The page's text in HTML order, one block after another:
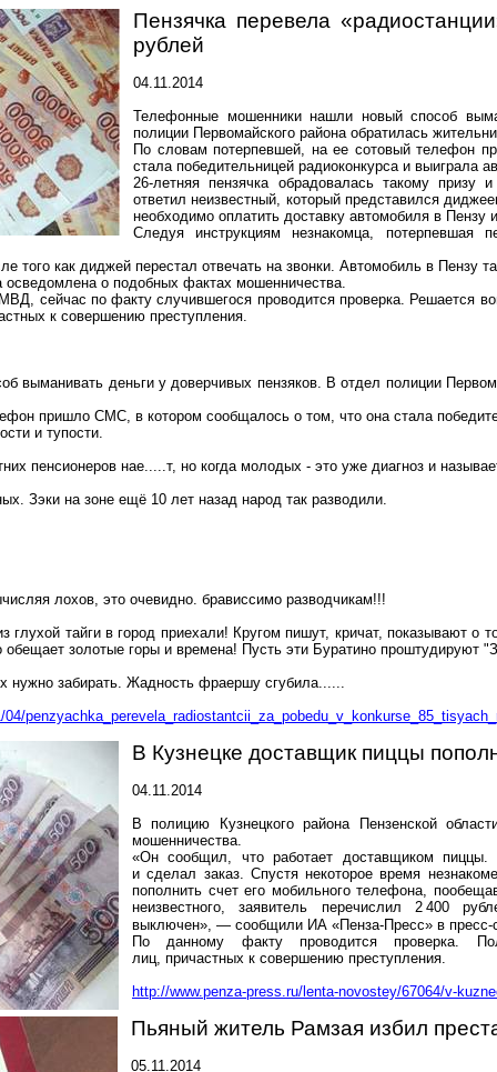
Пензячка перевела
рублей
04.11.2014
Телефонные мошенники нашли новый способ
полиции Первомайского района обратилась
По словам потерпевшей, на ее сотовый телефон
стала победительницей радиоконкурса и выиграла
26-летняя пензячка обрадовалась такому
ответил неизвестный, который представился
необходимо оплатить доставку автомобиля в Пензу
Следуя инструкциям незнакомца,
того как диджей перестал отвечать на звонки. Автомобиль в Пензу
о подобных фактах мошенничества.
сейчас по факту случившегося проводится проверка. Решается
к совершению преступления.
выманивать деньги у доверчивых пензяков. В отдел полиции
пришло СМС, в котором сообщалось о том, что она стала
и тупости.
пенсионеров нае.....т, но когда молодых - это уже диагноз и
Зэки на зоне ещё 10 лет назад народ так разводили.
лохов, это очевидно. брависсимо разводчикам!!!
глухой тайги в город приехали! Кругом пишут, кричат, показывают о
золотые горы и времена! Пусть эти Буратино проштудируют
нужно забирать. Жадность фраершу сгубила......
В Кузнецке доставщик пиццы
04.11.2014
В полицию Кузнецкого района Пензенской
мошенничества.
«Он сообщил, что работает доставщиком
и сделал заказ. Спустя некоторое время
пополнить счет его мобильного телефона,
неизвестного, заявитель перечислил 2 400
выключен», — сообщили ИА «Пенза-Пресс» в
По данному факту проводится проверка.
лиц, причастных к совершению преступления.
http://www.penza-press.ru/lenta-novostey/67064/v-
Пьяный житель Рамзая избил
05.11.2014